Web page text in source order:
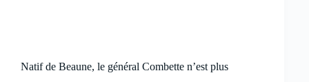
Natif de Beaune, le général Combette n’est plus